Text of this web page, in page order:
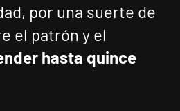
por una suerte de
el patrón y el
hasta quince